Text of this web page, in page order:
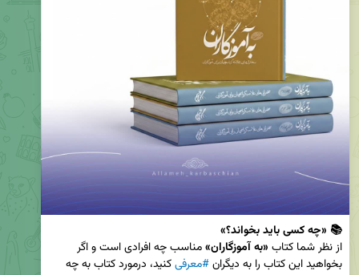
📚 «چه کسی باید بخواند؟»
از نظر شما کتاب «به آموزگاران»
بخواهید این کتاب را به دیگران #معرفی